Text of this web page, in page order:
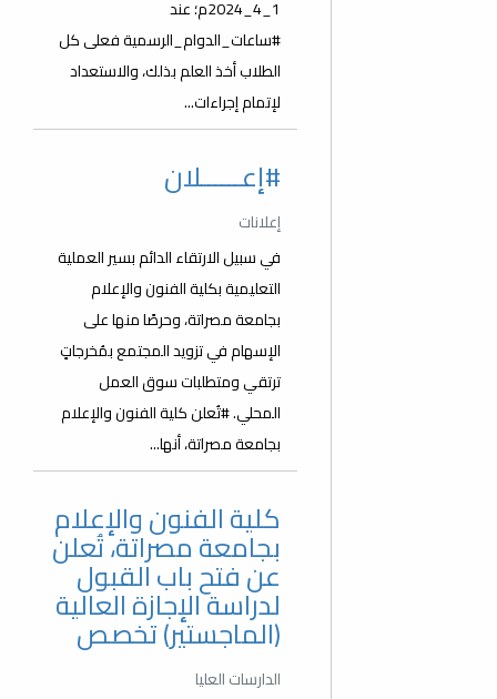
1_4_2024م؛ عند
#ساعات_الدوام_الرسمية فعلى كل
الطلاب أخذ العلم بذلك، والاستعداد
لإتمام إجراءات...
#إعــــــلان
إعلانات
في سبيل الارتقاء الدائم بسير العملية
التعليمية بكلية الفنون والإعلام
بجامعة مصراتة، وحرصًا منها على
الإسهام في تزويد المجتمع بمُخرجاتٍ
ترتقي ومتطلبات سوق العمل
المحلي. #تُعلن كلية الفنون والإعلام
بجامعة مصراتة، أنها...
كلية الفنون والإعلام
بجامعة مصراتة، تُعلن
عن فتح باب القبول
لدراسة الإجازة العالية
(الماجستير) تخصص
الدارسات العليا